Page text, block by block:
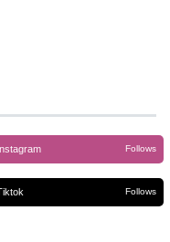
Follows
Follows